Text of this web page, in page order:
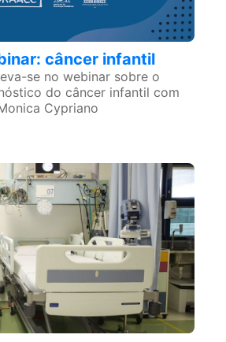
câncer infantil
se no webinar sobre o
do câncer infantil com
Cypriano